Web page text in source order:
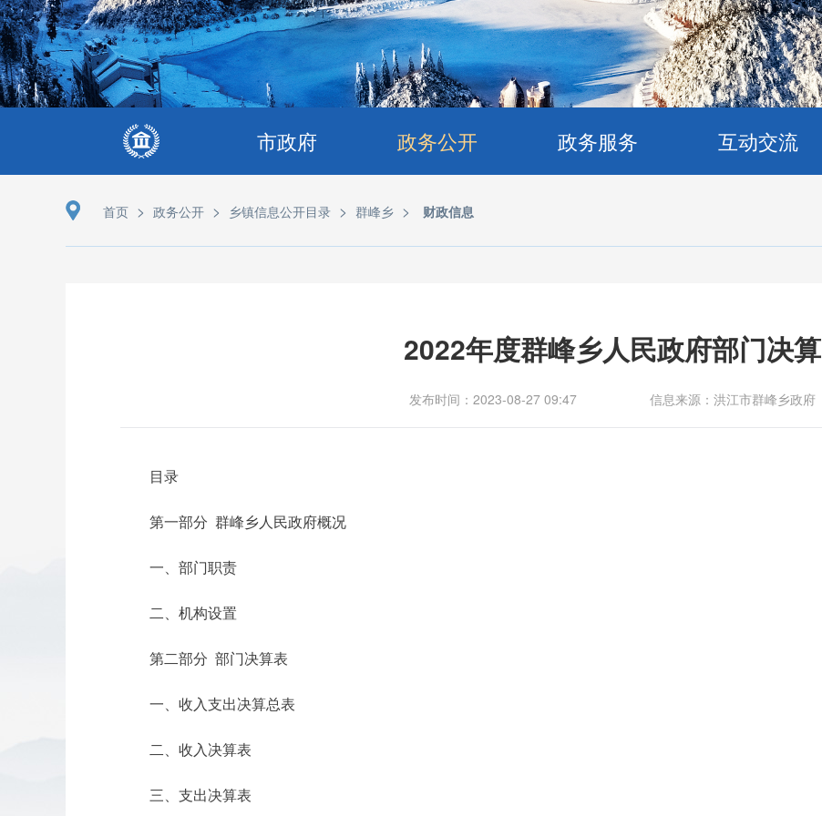
市政府 政务公开 政务服务 互动交流
首页 > 政务公开 > 乡镇信息公开目录 > 群峰乡 > 财政信息
2022年度群峰乡人民政府部门决算
发布时间：2023-08-27 09:47 信息来源：洪江市群峰乡政府
目录
第一部分 群峰乡人民政府概况
一、部门职责
二、机构设置
第二部分 部门决算表
一、收入支出决算总表
二、收入决算表
三、支出决算表